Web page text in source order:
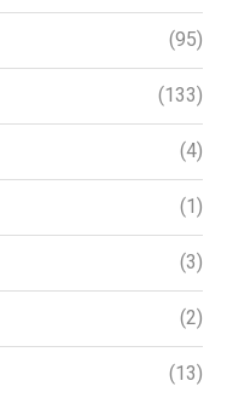
(95)
(133)
(4)
(1)
(3)
(2)
(13)